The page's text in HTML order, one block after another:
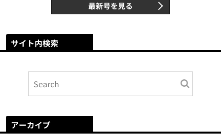
最新号を見る
サイト内検索
アーカイブ